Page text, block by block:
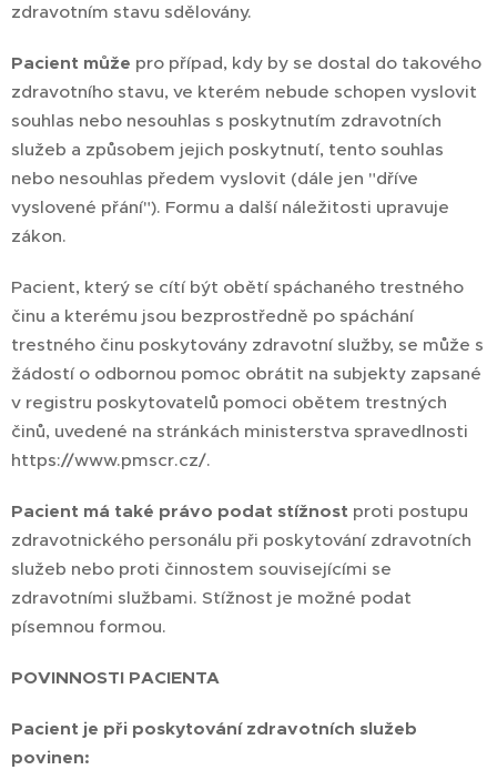
zdravotním stavu sdělovány.
Pacient může pro případ, kdy by se dostal do takového
zdravotního stavu, ve kterém nebude schopen vyslovit
souhlas nebo nesouhlas s poskytnutím zdravotních
služeb a způsobem jejich poskytnutí, tento souhlas
nebo nesouhlas předem vyslovit (dále jen "dříve
vyslovené přání"). Formu a další náležitosti upravuje
zákon.
Pacient, který se cítí být obětí spáchaného trestného
činu a kterému jsou bezprostředně po spáchání
trestného činu poskytovány zdravotní služby, se může s
žádostí o odbornou pomoc obrátit na subjekty zapsané
v registru poskytovatelů pomoci obětem trestných
činů, uvedené na stránkách ministerstva spravedlnosti
https://www.pmscr.cz/.
Pacient má také právo podat stížnost proti postupu
zdravotnického personálu při poskytování zdravotních
služeb nebo proti činnostem souvisejícími se
zdravotními službami. Stížnost je možné podat
písemnou formou.
POVINNOSTI PACIENTA
Pacient je při poskytování zdravotních služeb
povinen: